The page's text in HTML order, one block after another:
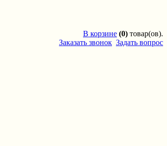
В корзине (0) товар(ов).
Заказать звонок Задать вопрос